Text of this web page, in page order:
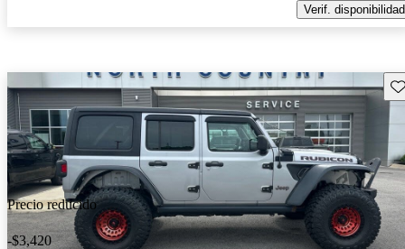
Verif. disponibilidad
Precio reducido
-$3,420